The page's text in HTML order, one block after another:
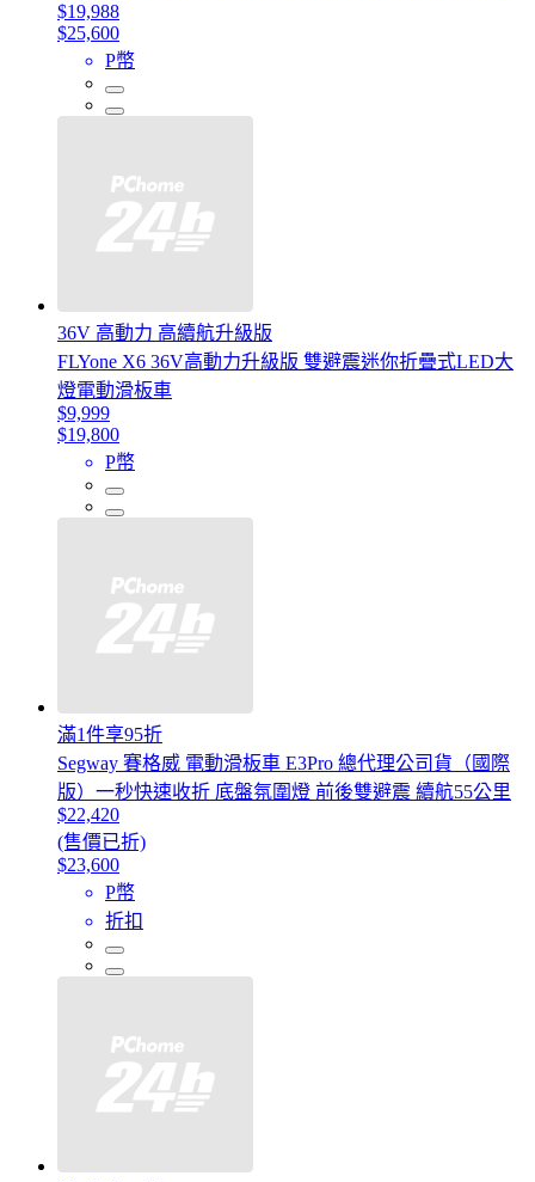
$19,988
$25,600
P幣
36V 高動力 高續航升級版
FLYone X6 36V高動力升級版 雙避震迷你折疊式LED大
燈電動滑板車
$9,999
$19,800
P幣
滿1件享95折
Segway 賽格威 電動滑板車 E3Pro 總代理公司貨（國際
版）一秒快速收折 底盤氛圍燈 前後雙避震 續航55公里
$22,420
(售價已折)
$23,600
P幣
折扣